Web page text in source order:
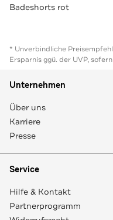
Badeshorts rot
* Unverbindliche
Ersparnis ggü. der UVP,
Unternehmen
Über uns
Karriere
Presse
Service
Hilfe & Kontakt
Partnerprogramm